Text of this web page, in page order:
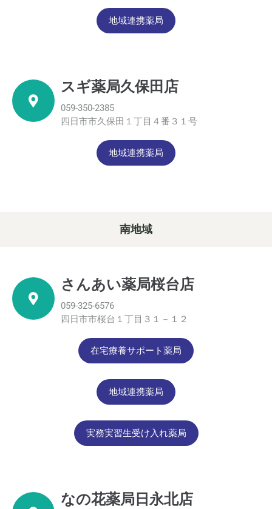
地域連携薬局
スギ薬局久保田店
059-350-2385
四日市市久保田１丁目４番３１号
地域連携薬局
南地域
さんあい薬局桜台店
059-325-6576
四日市市桜台１丁目３１－１２
在宅療養サポート薬局
地域連携薬局
実務実習生受け入れ薬局
なの花薬局日永北店